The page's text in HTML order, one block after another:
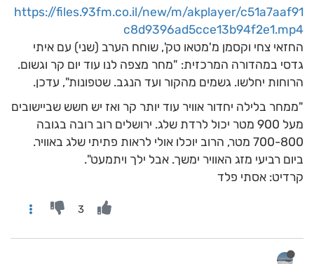
https://files.93fm.co.il/new/m/akplayer/c51a7aaf91
c8d9396ad5cce13b94f2e1.mp4
החזאי צחי וקסמן מ'מטאו טק', שוחח הערב (שני) עם איתי
גדסי במהדורה המרכזית: "מחר מצפה לנו עוד יום קר וגשום.
הרוחות יחלשו. גשמים מהקור ועד הנגב. שטפונות", עדכן.
"ממחר בלילה יחדור אוויר עוד יותר קר ואז יש חשש שביישובים
מעל 900 מטר יכול לרדת שלג. ירושלים רוב רובה בגובה
700-800 מטר, הרוב יוכלו אולי לראות פתיתי שלג באוויר.
ביום רביעי מזג האוויר ימשך. אבל ילך ויתמעט".
קרדיט: אסתי פלד
3